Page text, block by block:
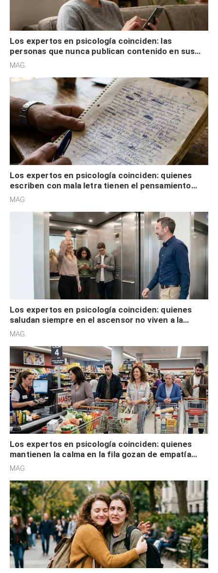
Los expertos en psicología coinciden: las
personas que nunca publican contenido en sus
redes sociales no pretenden buscar validación
MAG.
Los expertos en psicología coinciden: quienes
escriben con mala letra tienen el pensamiento
acelerado y no lo hacen por desinterés
MAG.
Los expertos en psicología coinciden: quienes
saludan siempre en el ascensor no viven a la
defensiva y tienen apertura social
MAG.
Los expertos en psicología coinciden: quienes
mantienen la calma en la fila gozan de empatía
cognitiva, gratitud y no solo tienen autocontrol
MAG.